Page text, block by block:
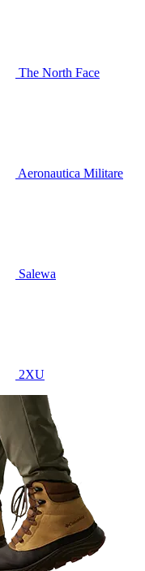
The North Face
Aeronautica Militare
Salewa
2XU